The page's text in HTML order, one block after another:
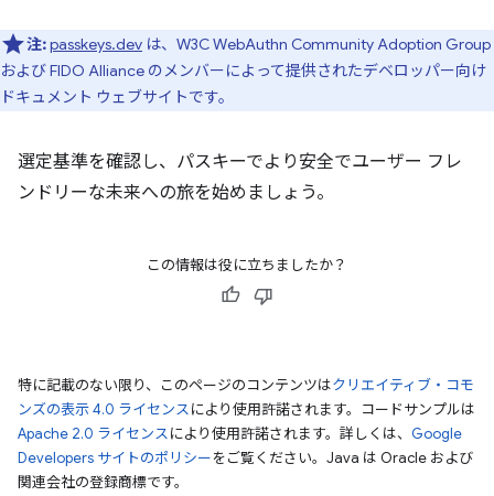
注:passkeys.dev は、W3C WebAuthn Community Adoption Group
および FIDO Alliance のメンバーによって提供されたデベロッパー向け
ドキュメント ウェブサイトです。
選定基準を確認し、パスキーでより安全でユーザー フレ
ンドリーな未来への旅を始めましょう。
この情報は役に立ちましたか？
特に記載のない限り、このページのコンテンツはクリエイティブ・コモ
ンズの表示 4.0 ライセンスにより使用許諾されます。コードサンプルは
Apache 2.0 ライセンスにより使用許諾されます。詳しくは、 Google
Developers サイトのポリシーをご覧ください。Java は Oracle および
関連会社の登録商標です。